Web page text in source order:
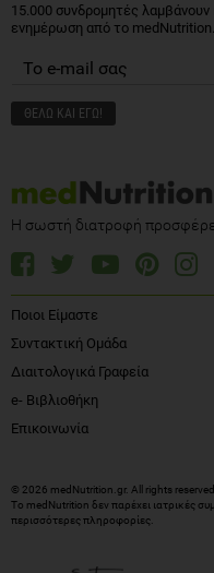
15.000 συνδρομητές
ενημέρωση από το medNutrition.
Η σωστή διατροφή
Ποιοι Είμαστε
Συντακτική Ομάδα
Διαιτολογικά Γραφεία
e- Βιβλιοθήκη
Επικοινωνία
© 2026 medNutrition.gr. All rights reserved.
Το medNutrition δεν παρέχει ιατρικές
περισσότερες πληροφορίες